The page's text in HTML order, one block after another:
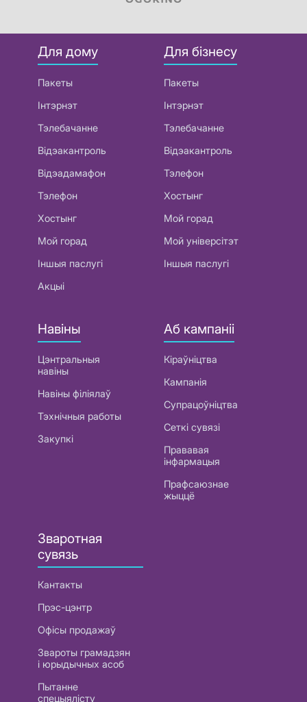
Для дому
Пакеты
Інтэрнэт
Тэлебачанне
Відэакантроль
Відэадамафон
Тэлефон
Хостынг
Мой горад
Іншыя паслугі
Акцыі
Для бізнесу
Пакеты
Інтэрнэт
Тэлебачанне
Відэакантроль
Тэлефон
Хостынг
Мой горад
Мой універсітэт
Іншыя паслугі
Навіны
Цэнтральныя
навіны
Навіны філіялаў
Тэхнічныя работы
Закупкі
Аб кампаніі
Кіраўніцтва
Кампанія
Супрацоўніцтва
Сеткі сувязі
Прававая
інфармацыя
Прафсаюзнае
жыццё
Зваротная
сувязь
Кантакты
Прэс-цэнтр
Офісы продажаў
Звароты грамадзян
і юрыдычных асоб
Пытанне
спецыялісту